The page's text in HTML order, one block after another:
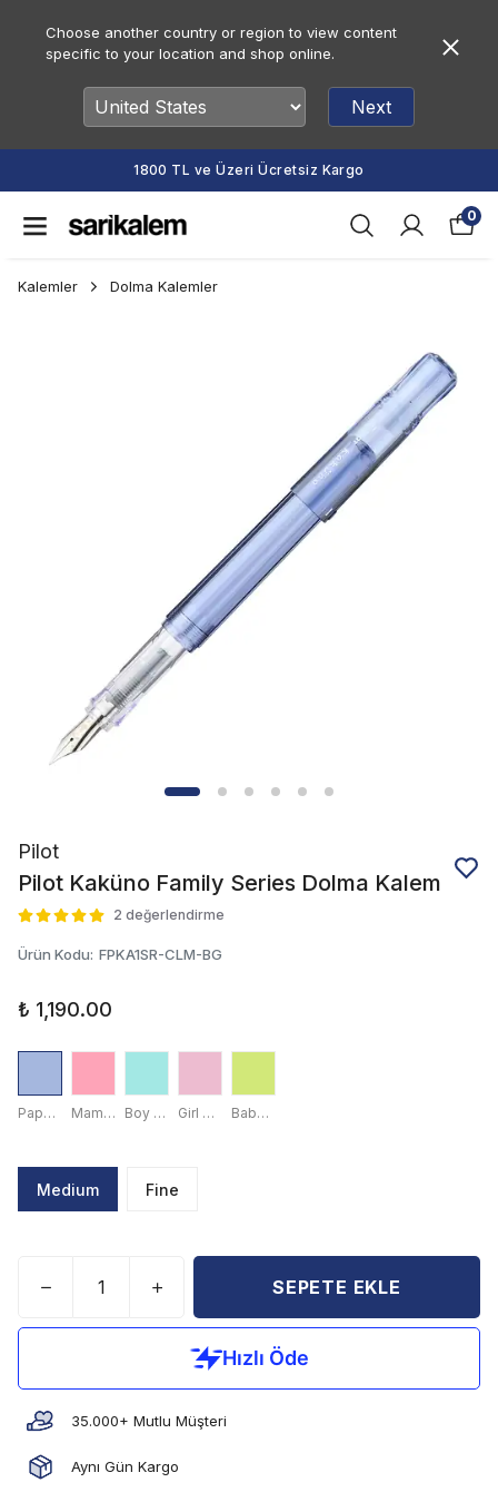
Choose another country or region to view content
specific to your location and shop online.
Next
1800 TL ve Üzeri Ücretsiz Kargo
0
Kalemler Dolma Kalemler
Pilot
Pilot Kaküno Family Series Dolma Kalem
2 değerlendirme
Ürün Kodu: FPKA1SR-CLM-BG
₺ 1,190.00
Papa Blue Mama Red Boy Green Girl Pink Baby Yellow
Medium Fine
SEPETE EKLE
35.000+ Mutlu Müşteri
Aynı Gün Kargo